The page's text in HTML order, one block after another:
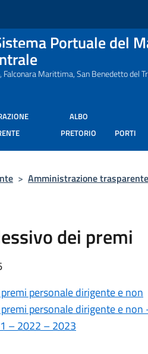
Portuale del
Falconara Marittima, San Benedetto del
ALBO
PRETORIO
PORTI
> Amministrazione
dei premi
personale dirigente e non
personale dirigente e non
– 2022 – 2023